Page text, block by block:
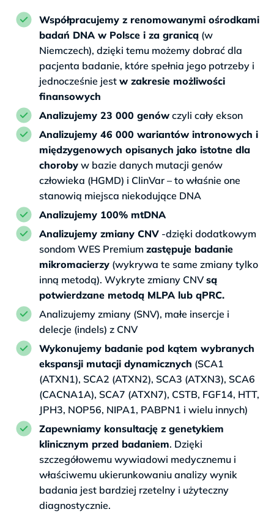
Współpracujemy z renomowanymi ośrodkami
badań DNA w Polsce i za granicą (w
Niemczech), dzięki temu możemy dobrać dla
pacjenta badanie, które spełnia jego potrzeby i
jednocześnie jest w zakresie możliwości
finansowych
Analizujemy 23 000 genów czyli cały ekson
Analizujemy 46 000 wariantów intronowych i
międzygenowych opisanych jako istotne dla
choroby w bazie danych mutacji genów
człowieka (HGMD) i ClinVar – to właśnie one
stanowią miejsca niekodujące DNA
Analizujemy 100% mtDNA
Analizujemy zmiany CNV -dzięki dodatkowym
sondom WES Premium zastępuje badanie
mikromacierzy (wykrywa te same zmiany tylko
inną metodą). Wykryte zmiany CNV są
potwierdzane metodą MLPA lub qPRC.
Analizujemy zmiany (SNV), małe insercje i
delecje (indels) z CNV
Wykonujemy badanie pod kątem wybranych
ekspansji mutacji dynamicznych (SCA1
(ATXN1), SCA2 (ATXN2), SCA3 (ATXN3), SCA6
(CACNA1A), SCA7 (ATXN7), CSTB, FGF14, HTT,
JPH3, NOP56, NIPA1, PABPN1 i wielu innych)
Zapewniamy konsultację z genetykiem
klinicznym przed badaniem. Dzięki
szczegółowemu wywiadowi medycznemu i
właściwemu ukierunkowaniu analizy wynik
badania jest bardziej rzetelny i użyteczny
diagnostycznie.